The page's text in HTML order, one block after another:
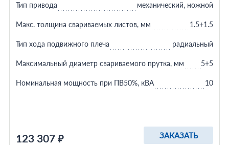
123 307 ₽ ЗАКАЗАТЬ
Тип привода механический, ножной
Макс. толщина свариваемых листов, мм 1.5+1.5
Тип хода подвижного плеча радиальный
Максимальный диаметр свариваемого прутка, мм 5+5
Номинальная мощность при ПВ50%, кВА 10